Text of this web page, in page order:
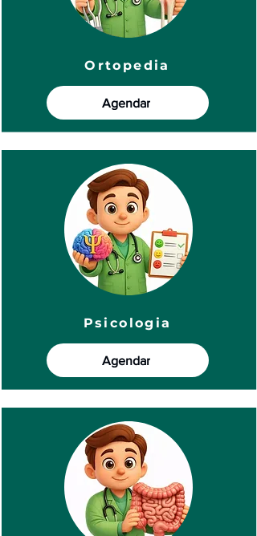
Ortopedia
Agendar
Psicologia
Agendar